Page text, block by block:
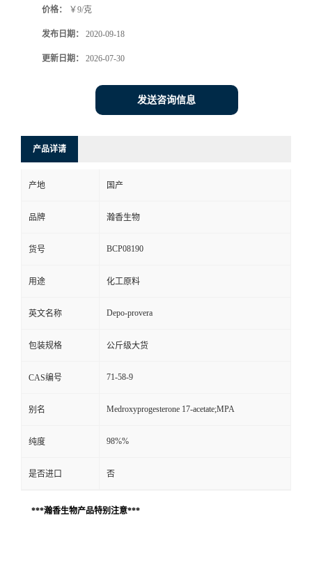
价格： ￥9/克
发布日期： 2020-09-18
更新日期： 2026-07-30
发送咨询信息
产品详请
产地 国产
品牌 瀚香生物
货号 BCP08190
用途 化工原料
英文名称 Depo-provera
包装规格 公斤级大货
CAS编号 71-58-9
别名 Medroxyprogesterone 17-acetate;MPA
纯度 98%%
是否进口 否
***瀚香生物产品特别注意***